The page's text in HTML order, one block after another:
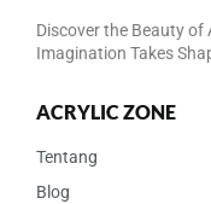
Discover the Beauty of
Imagination Takes
ACRYLIC ZONE
Tentang
Blog